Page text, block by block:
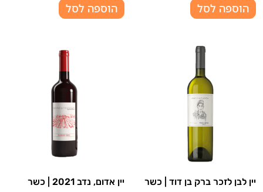
הוספה לסל הוספה לסל
יין לבן לזכר ברק בן דוד | כשר יין אדום, נדב 2021 | כשר